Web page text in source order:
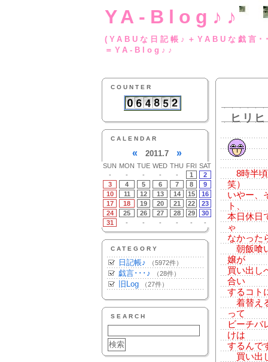
YA-Blog♪♪
(YABUな日記帳♪
＝YA-Blog♪♪
COUNTER
CALENDAR
« 2011.7 »
SUN MON TUE WED THU FRI SAT
-
- - - - 1
2
3
4 5 6 7 8
9
10
11 12 13 14 15
16
17
18 19 20 21 22
23
24
25 26 27 28 29
30
31
- - - - - -
CATEGORY
日記帳♪ （5972件）
戯言･･･♪ （28件）
旧Log （27件）
SEARCH
ヒリ
8時半頃
笑）
いやー、
ト、
本日休日
ゃ
なかった
朝飯喰
嬢が
買い出し
合い
するコト
着替え
って
ビーチバ
けは
するんで
買い出